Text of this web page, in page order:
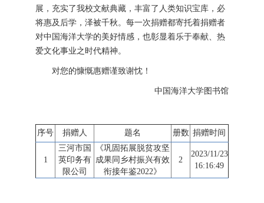
展，充实了我校文献典藏，丰富了人类知识宝库，必
将惠及后学，泽被千秋。每一次捐赠都寄托着捐赠者
对中国海洋大学的美好情感，也彰显着乐于奉献、热
爱文化事业之时代精神。
对您的慷慨惠赠谨致谢忱！
中国海洋大学图书馆
序号 捐赠人 题名 册数 捐赠时间
1
三河市国
英印务有
限公司
《巩固拓展脱贫攻坚
成果同乡村振兴有效
衔接年鉴2022》
2
2023/11/23
16:16:49